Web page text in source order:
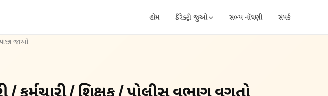
હોમ ડિરેક્ટ્રી જુઓ સભ્ય નોંધણી સંપર્ક
પાછા જાઓ
/ કર્મચારી / શિક્ષક / પોલીસ વિભાગ વિગતો